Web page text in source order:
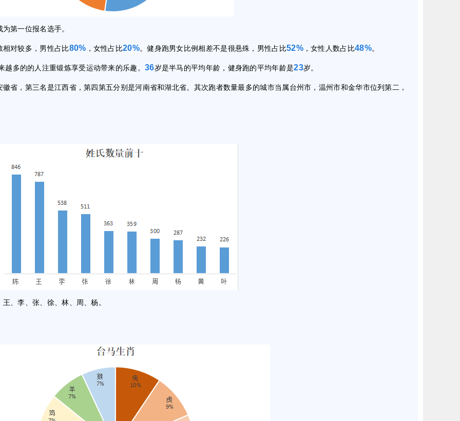
第一位报名选手。
相对较多，男性占比80% ，女性占比20%。健身跑男女比例相差不是很悬殊，男性占比52%，女性人数占比48%。
多的的人注重锻炼享受运动带来的乐趣。 36岁是半马的平均年龄，健身跑的平均年龄是23岁。
省，第三名是江西省，第四第五分别是河南省和湖北省。其次跑者数量最多的城市当属台州市，温州市和金华市位列第二，
、李、张、徐、林、周、杨。